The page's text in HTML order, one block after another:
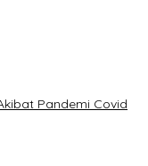
Pandemi Covid